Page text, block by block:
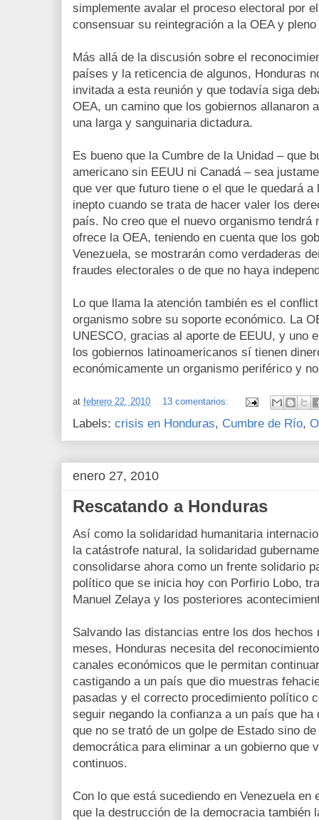
simplemente avalar el proceso electoral por
consensuar su reintegración a la OEA y
Más allá de la discusión sobre el
países y la reticencia de algunos, Honduras
invitada a esta reunión y que todavía siga
OEA, un camino que los gobiernos allanaron
una larga y sanguinaria dictadura.
Es bueno que la Cumbre de la Unidad – que
americano sin EEUU ni Canadá – sea
que ver que futuro tiene o el que le quedará
inepto cuando se trata de hacer valer los
país. No creo que el nuevo organismo tendrá
ofrece la OEA, teniendo en cuenta que los
Venezuela, se mostrarán como verdaderas
fraudes electorales o de que no haya
Lo que llama la atención también es el
organismo sobre su soporte económico. La
UNESCO, gracias al aporte de EEUU, y uno
los gobiernos latinoamericanos sí tienen
económicamente un organismo periférico y
at febrero 22, 2010 13 comentarios:
Labels: crisis en Honduras, Cumbre de Río,
enero 27, 2010
Rescatando a Honduras
Así como la solidaridad humanitaria
la catástrofe natural, la solidaridad
consolidarse ahora como un frente solidario
político que se inicia hoy con Porfirio Lobo,
Manuel Zelaya y los posteriores
Salvando las distancias entre los dos
meses, Honduras necesita del
canales económicos que le permitan
castigando a un país que dio muestras
pasadas y el correcto procedimiento político
seguir negando la confianza a un país que
que no se trató de un golpe de Estado sino
democrática para eliminar a un gobierno que
continuos.
Con lo que está sucediendo en Venezuela
que la destrucción de la democracia también